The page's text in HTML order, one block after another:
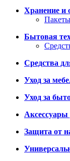
Хранение и
Пакеты
Бытовая
Средства
Уход за
Уход за
Защита от